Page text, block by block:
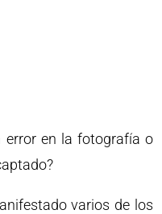
error en la fotografía o
varios de los